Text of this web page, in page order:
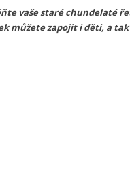
vaše staré chundelaté
můžete zapojit i děti, a